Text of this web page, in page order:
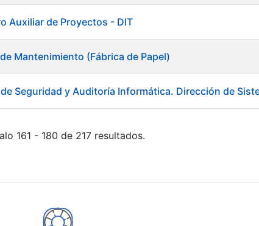
Auxiliar de Proyectos - DIT
Mantenimiento (Fábrica de Papel)
Seguridad y Auditoría Informática. Dirección de
161 - 180 de 217 resultados.